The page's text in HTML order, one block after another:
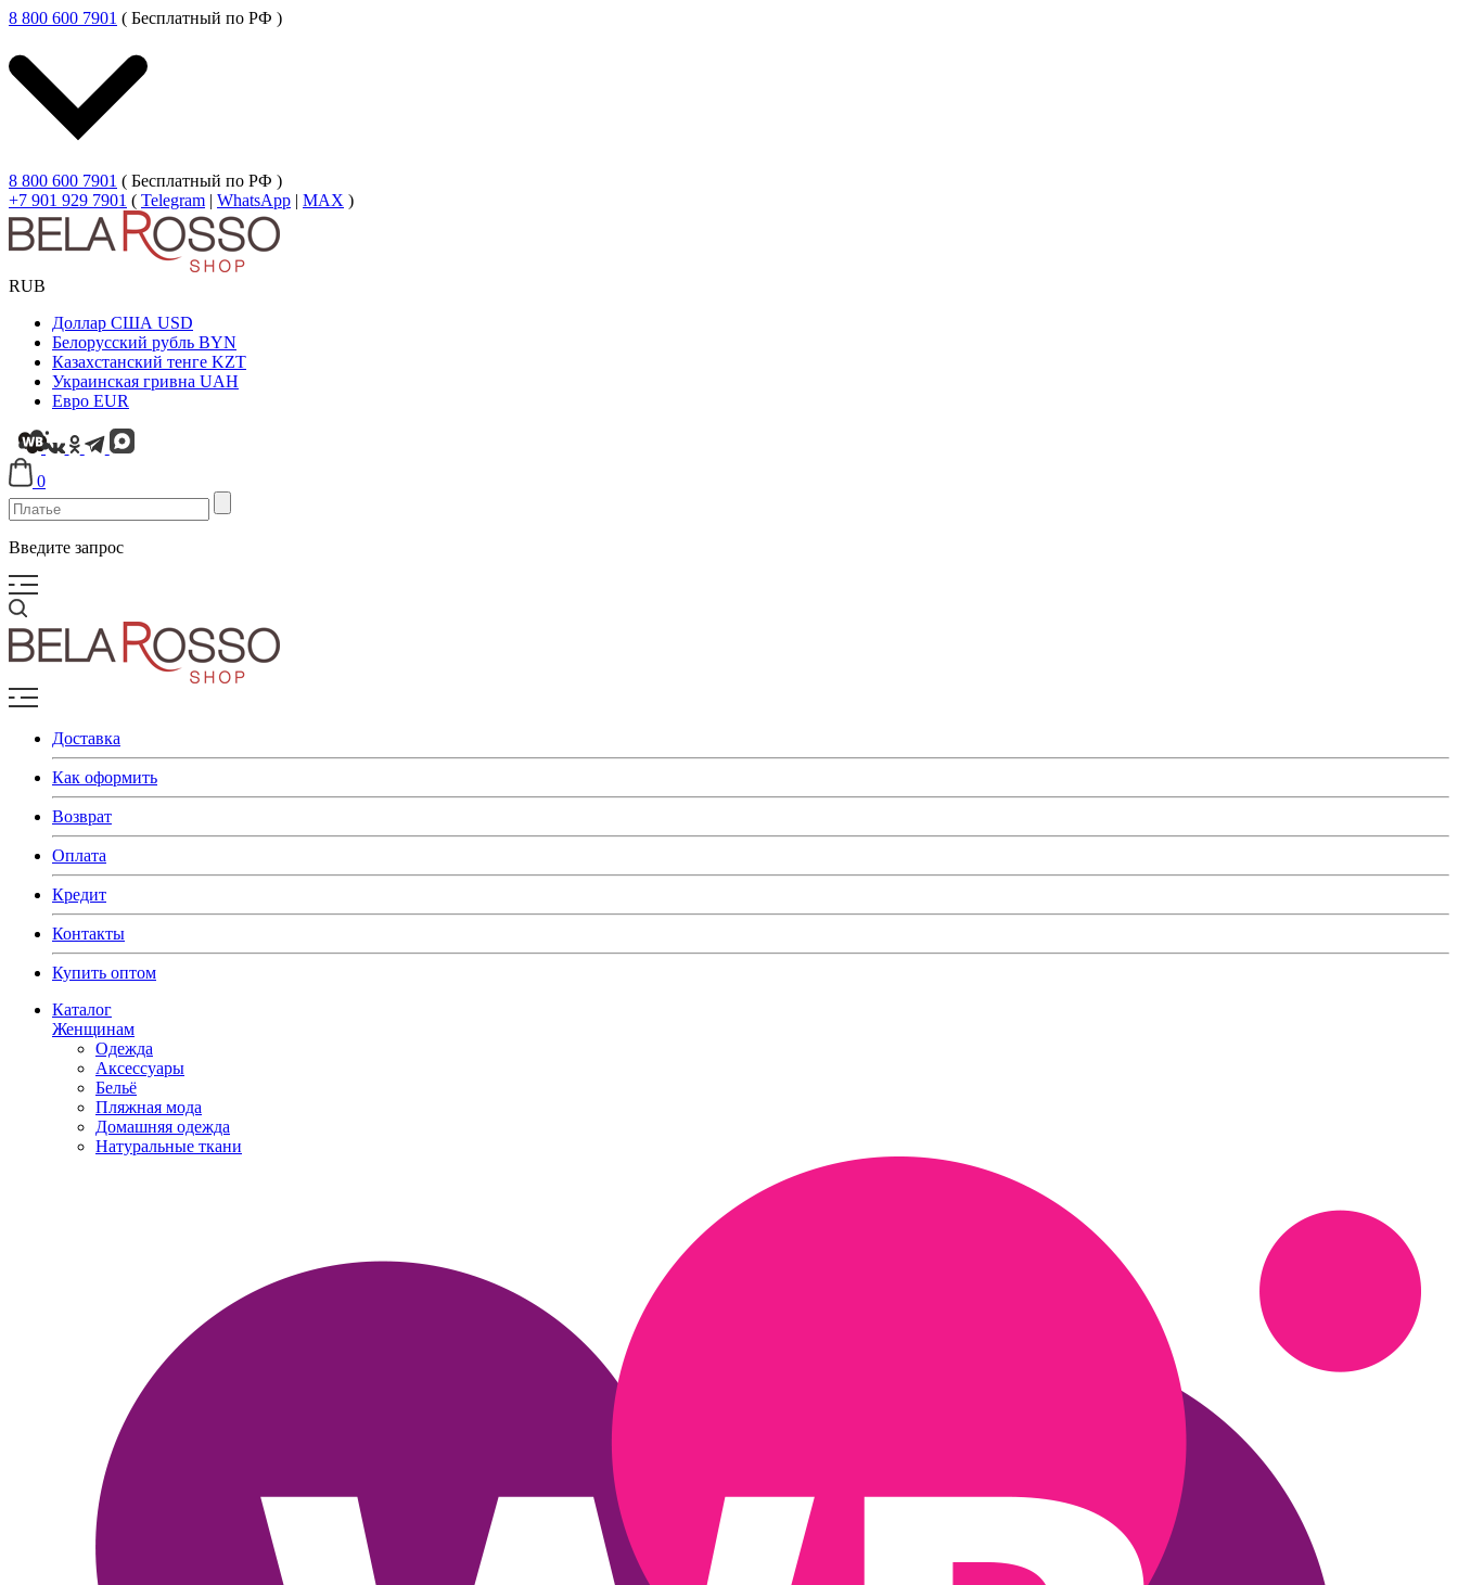
8 800 600 7901 ( Бесплатный по РФ )
8 800 600 7901 ( Бесплатный по РФ )
+7 901 929 7901 ( Telegram | WhatsApp | MAX )
RUB
Доллар США USD
Белорусский рубль BYN
Казахстанский тенге KZT
Украинская гривна UAH
Евро EUR
0
Введите запрос
Доставка
Как оформить
Возврат
Оплата
Кредит
Контакты
Купить оптом
Каталог
Женщинам
Одежда
Аксессуары
Бельё
Пляжная мода
Домашняя одежда
Натуральные ткани